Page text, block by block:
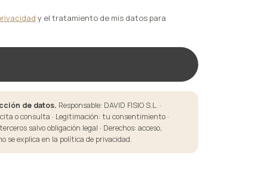
y el tratamiento de mis datos para
de datos. Responsable: DAVID FISIO S.L. ·
o consulta · Legitimación: tu consentimiento ·
salvo obligación legal · Derechos: acceso,
se explica en la política de privacidad.